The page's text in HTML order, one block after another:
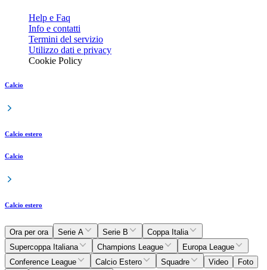
Help e Faq
Info e contatti
Termini del servizio
Utilizzo dati e privacy
Cookie Policy
Calcio
Calcio estero
Calcio
Calcio estero
Ora per ora Serie A Serie B
Coppa Italia
Supercoppa Italiana
Champions League
Europa League
Conference League
Calcio Estero Squadre Video
Foto